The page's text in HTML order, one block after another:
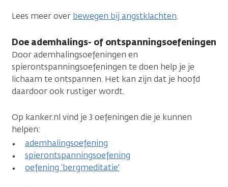
Lees meer over bewegen bij angstklachten.
Doe ademhalings- of ontspanningsoefeningen
Door ademhalingsoefeningen en
spierontspanningsoefeningen te doen help je je
lichaam te ontspannen. Het kan zijn dat je hoofd
daardoor ook rustiger wordt.
Op kanker.nl vind je 3 oefeningen die je kunnen
helpen:
ademhalingsoefening
spierontspanningsoefening
oefening ‘bergmeditatie'